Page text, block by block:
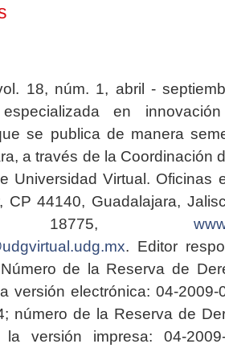
18, núm. 1, abril -
en
se publica de manera
a través de la Coordinación
Universidad Virtual. Oficinas
CP 44140, Guadalajara,
18775,
. Editor
de la Reserva de
versión electrónica: 04-2009-
número de la Reserva de
versión impresa: 04-2009-